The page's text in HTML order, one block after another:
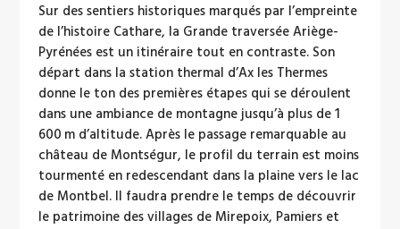
Sur des sentiers historiques marqués par l’empreinte
de l’histoire Cathare, la Grande traversée Ariège-
Pyrénées est un itinéraire tout en contraste. Son
départ dans la station thermal d’Ax les Thermes
donne le ton des premières étapes qui se déroulent
dans une ambiance de montagne jusqu’à plus de 1
600 m d’altitude. Après le passage remarquable au
château de Montségur, le profil du terrain est moins
tourmenté en redescendant dans la plaine vers le lac
de Montbel. Il faudra prendre le temps de découvrir
le patrimoine des villages de Mirepoix, Pamiers et